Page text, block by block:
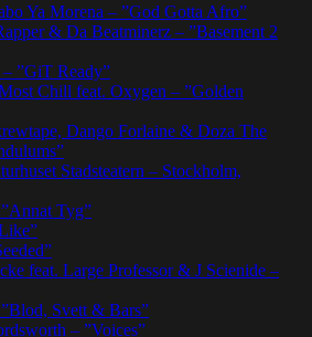
Ya Morena – ”God Gotta Afro”
& Da Beatminerz – ”Basement 2
”GiT Ready”
Chill feat. Oxygen – ”Golden
Dango Forlaine & Doza The
Stadsteatern – Stockholm,
Tyg”
feat. Large Professor & J Scienide –
Svett & Bars”
– ”Voices”